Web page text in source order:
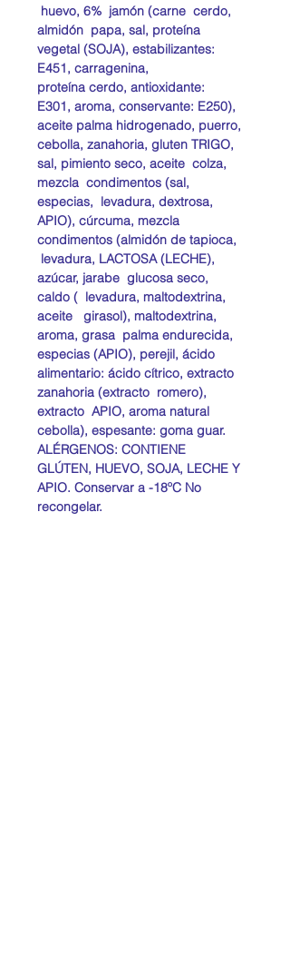
huevo, 6% jamón (carne cerdo,
almidón papa, sal, proteína
vegetal (SOJA), estabilizantes:
E451, carragenina,
proteína cerdo, antioxidante:
E301, aroma, conservante: E250),
aceite palma hidrogenado, puerro,
cebolla, zanahoria, gluten TRIGO,
sal, pimiento seco, aceite colza,
mezcla condimentos (sal,
especias, levadura, dextrosa,
APIO), cúrcuma, mezcla
condimentos (almidón de tapioca,
levadura, LACTOSA (LECHE),
azúcar, jarabe glucosa seco,
caldo ( levadura, maltodextrina,
aceite girasol), maltodextrina,
aroma, grasa palma endurecida,
especias (APIO), perejil, ácido
alimentario: ácido cítrico, extracto
zanahoria (extracto romero),
extracto APIO, aroma natural
cebolla), espesante: goma guar.
ALÉRGENOS: CONTIENE
GLÚTEN, HUEVO, SOJA, LECHE Y
APIO. Conservar a -18ºC No
recongelar.